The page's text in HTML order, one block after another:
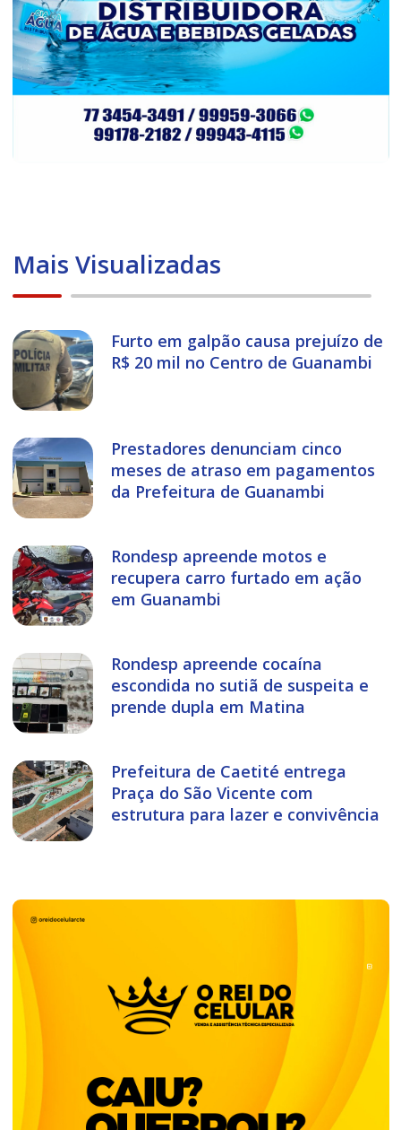
Mais Visualizadas
Furto em galpão causa prejuízo de
R$ 20 mil no Centro de Guanambi
Prestadores denunciam cinco
meses de atraso em pagamentos
da Prefeitura de Guanambi
Rondesp apreende motos e
recupera carro furtado em ação
em Guanambi
Rondesp apreende cocaína
escondida no sutiã de suspeita e
prende dupla em Matina
Prefeitura de Caetité entrega
Praça do São Vicente com
estrutura para lazer e convivência